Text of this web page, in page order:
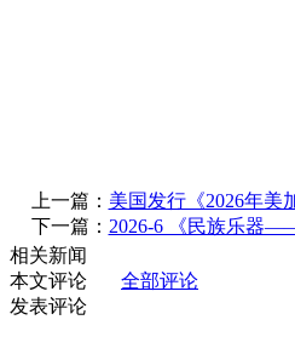
上一篇： 美国发行《2026年美
下一篇： 2026-6 《民族乐器
相关新闻
本文评论
全部评论
发表评论